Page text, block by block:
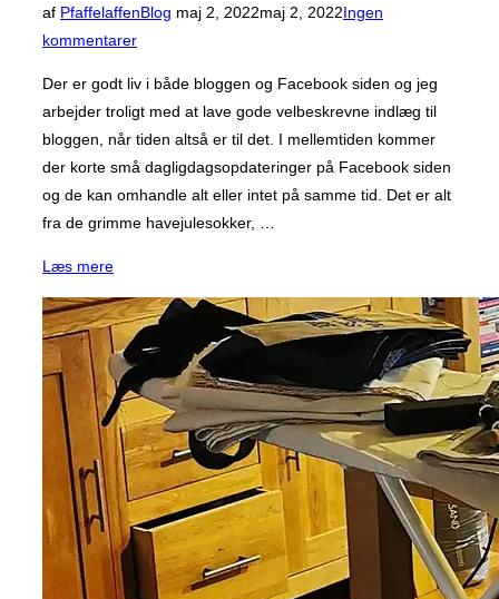
af PfaffelaffenBlog Udgivet
maj 2, 2022maj 2, 2022Ingen
kommentarer
Der er godt liv i både bloggen og Facebook siden og jeg
arbejder troligt med at lave gode velbeskrevne indlæg til
bloggen, når tiden altså er til det. I mellemtiden kommer
der korte små dagligdagsopdateringer på Facebook siden
og de kan omhandle alt eller intet på samme tid. Det er alt
fra de grimme havejulesokker, …
Læs mere“Vi
bliver
nød
til
lige
at
tale
om
forventninger”